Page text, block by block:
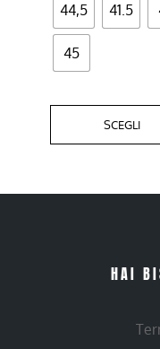
44,5 41.5
45
SCEGLI
prodotto
HAI